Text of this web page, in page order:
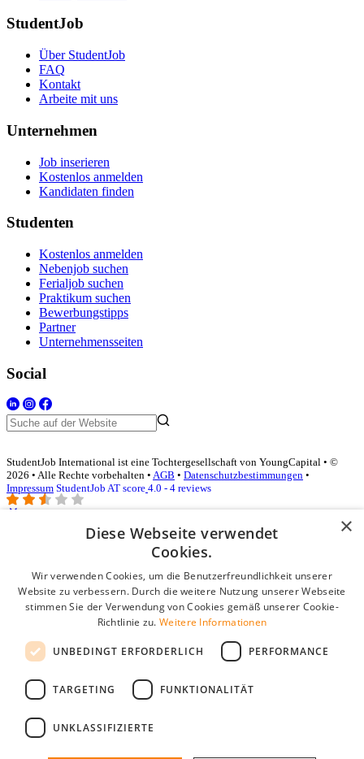
StudentJob
Über StudentJob
FAQ
Kontakt
Arbeite mit uns
Unternehmen
Job inserieren
Kostenlos anmelden
Kandidaten finden
Studenten
Kostenlos anmelden
Nebenjob suchen
Ferialjob suchen
Praktikum suchen
Bewerbungstipps
Partner
Unternehmensseiten
Social
StudentJob International ist eine Tochtergesellschaft von YoungCapital • ©
2026 • Alle Rechte vorbehalten • AGB • Datenschutzbestimmungen •
Impressum StudentJob AT score 4.0 - 4 reviews
Login für Unternehmen
E-Mail*
Passwort
Angemeldet bleiben
Passwort vergessen?
Kostenloses Unternehmensprofil
Wenn Sie sich registriert haben, können Sie ein Unternehmensprofil
×
Diese Webseite verwendet
Cookies.
Wir verwenden Cookies, um die Benutzerfreundlichkeit unserer
Website zu verbessern. Durch die weitere Nutzung unserer Webseite
stimmen Sie der Verwendung von Cookies gemäß unserer Cookie-
Richtlinie zu. Weitere Informationen
UNBEDINGT ERFORDERLICH PERFORMANCE
TARGETING FUNKTIONALITÄT
UNKLASSIFIZIERTE